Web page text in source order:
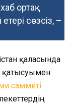
ортақ
сөзсіз, –
қаласында
қатысуымен
саммиті